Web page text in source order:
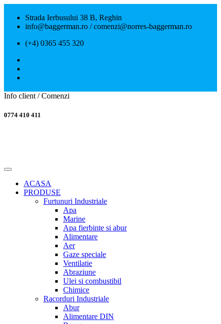
Strada Ierbusului 38 B, Reghin
info@baggerman.ro / comenzi@norres-baggerman.ro
(+4) 0365 455 320
Info client / Comenzi
0774 410 411
ACASA
PRODUSE
Furtunuri Industriale
Apa
Marine
Apa fierbinte si abur
Alimentare
Aer
Gaze speciale
Ventilatie
Abraziune
Ulei si combustibil
Chimice
Racorduri Industriale
Abur
Alimentare DIN